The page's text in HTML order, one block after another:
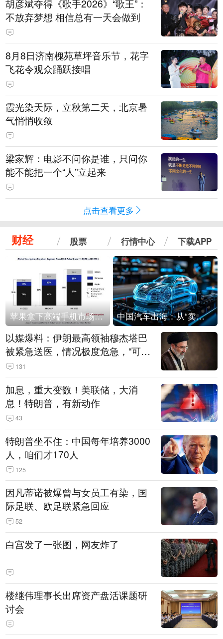
胡彦斌夺得《歌手2026》“歌王”：
不放弃梦想 相信总有一天会做到
8月8日济南槐苑草坪音乐节，花字
飞花令观众踊跃接唱
霞光染天际，立秋第二天，北京暑
气悄悄收敛
梁家辉：电影不问你是谁，只问你
能不能把一个“人”立起来
点击查看更多
财经 股票 行情中心 下载APP
苹果拿下高端手机市场65%的份额：iPhone 17系列功不可没 中国汽车出海：从“卖出去”到“走进去”
以媒爆料：伊朗最高领袖穆杰塔巴
被紧急送医，情况极度危急，“可能
随时会死去”
131
加息，重大变数！美联储，大消
息！特朗普，有新动作
43
特朗普坐不住：中国每年培养3000
人，咱们才170人
125
因凡蒂诺被爆曾与女员工有染，国
际足联、欧足联紧急回应
52
白宫发了一张图，网友炸了
楼继伟理事长出席资产盘活课题研
讨会